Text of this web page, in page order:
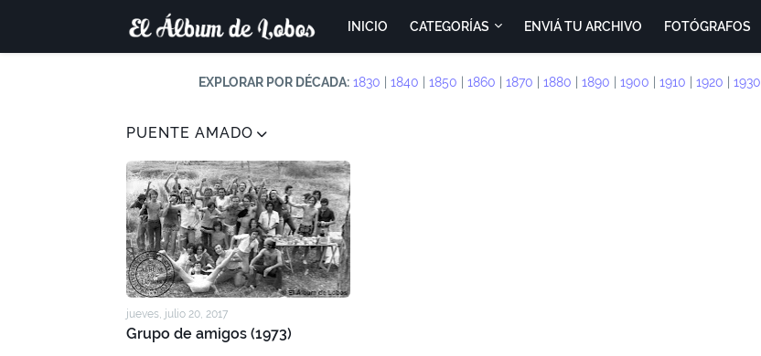
INICIO CATEGORÍAS ENVIÁ TU ARCHIVO FOTÓGRAFOS
EXPLORAR POR DÉCADA: 1830 1840 1850 1860 1870 1880 1890 1900 1910 1920 1930
PUENTE AMADO
jueves, julio 20, 2017
Grupo de amigos (1973)